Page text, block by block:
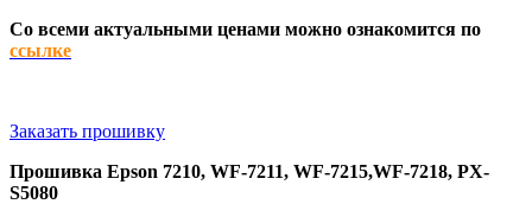
Со всеми актуальными ценами можно ознакомится по
ссылке
Заказать прошивку
Прошивка Epson 7210, WF-7211, WF-7215,WF-7218, PX-
S5080